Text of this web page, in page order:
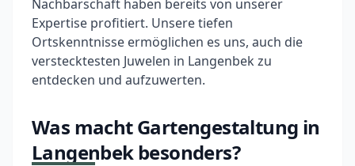
Nachbarschaft haben bereits von unserer
Expertise profitiert. Unsere tiefen
Ortskenntnisse ermöglichen es uns, auch die
verstecktesten Juwelen in Langenbek zu
entdecken und aufzuwerten.
Was macht Gartengestaltung in
Langenbek besonders?